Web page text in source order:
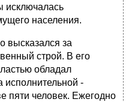
исключалась
населения.
высказался за
строй. В его
обладал
исполнительной -
пяти человек. Ежегодно